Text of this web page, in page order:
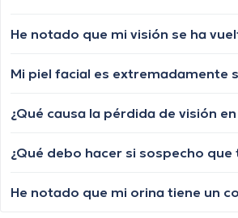
¿Qué causa la pérdida de visión
He notado que mi orina tiene un